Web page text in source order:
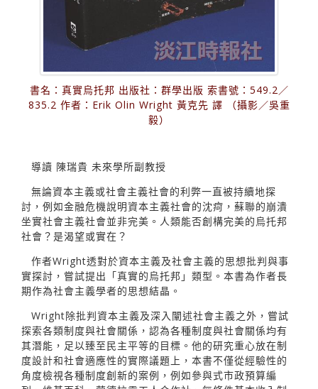
書名：真實烏托邦 出版社：群學出版 索書號：549.2／
835.2 作者：Erik Olin Wright 黃克先 譯 （攝影／吳重
毅）
導讀 陳瑞貴 未來學所副教授
無論資本主義或社會主義社會的利弊一直被持續地探
討，例如金融危機說明資本主義社會的沈疴，蘇聯的崩潰
坐實社會主義社會並非完美。人類能否創構完美的烏托邦
社會？是渴望或實在？
作者Wright透對於資本主義及社會主義的思想批判與事
實探討，嘗試提出「真實的烏托邦」類型。本書為作者長
期作為社會主義學者的思想結晶。
Wright除批判資本主義及深入闡述社會主義之外，嘗試
探索各類制度與社會關係，認為各種制度與社會關係均有
其潛能，足以臻至民主平等的目標。他的研究重心放在制
度設計和社會適應性的實際議題上，本書不僅從經驗性的
角度檢視各種制度創新的案例，例如參與式市政預算編